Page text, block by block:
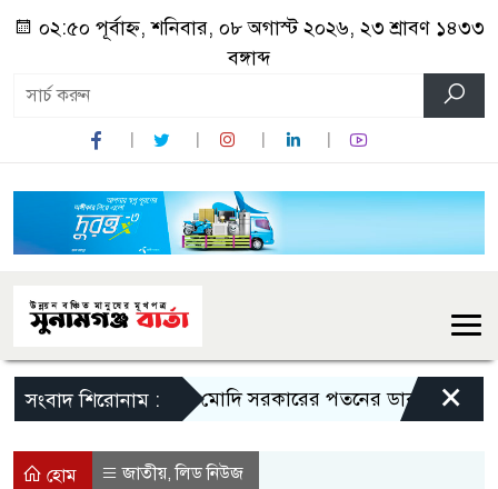
০২:৫০ পূর্বাহ্ন, শনিবার, ০৮ অগাস্ট ২০২৬, ২৩ শ্রাবণ ১৪৩৩
বঙ্গাব্দ
সংবাদ শিরোনাম : মোদি সরকারের পতনের ডাক রাহুল×
হোম জাতীয়,লিড নিউজ